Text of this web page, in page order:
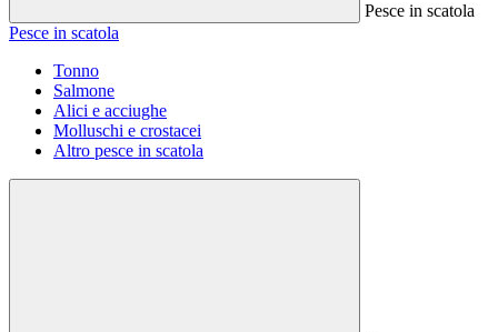
Pesce in scatola
Pesce in scatola
Tonno
Salmone
Alici e acciughe
Molluschi e crostacei
Altro pesce in scatola